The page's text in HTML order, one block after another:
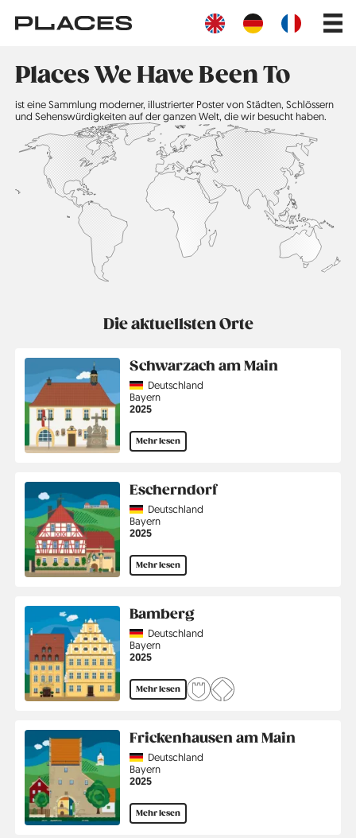
zum
Inhalt
Main
Places We Have Been To
ist eine Sammlung moderner, illustrierter Poster von Städten, Schlössern
und Sehenswürdigkeiten auf der ganzen Welt, die wir besucht haben.
Die aktuellsten Orte
Schwarzach am Main
CountryDeutschland
Region
Bayern
Jahr
2025
Mehr lesen
Escherndorf
CountryDeutschland
Region
Bayern
Jahr
2025
Mehr lesen
Bamberg
CountryDeutschland
Region
Bayern
Jahr
2025
Mehr lesen
Frickenhausen am Main
CountryDeutschland
Region
Bayern
Jahr
2025
Mehr lesen